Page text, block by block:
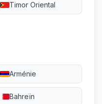
Timor Oriental
Arménie
Bahreïn